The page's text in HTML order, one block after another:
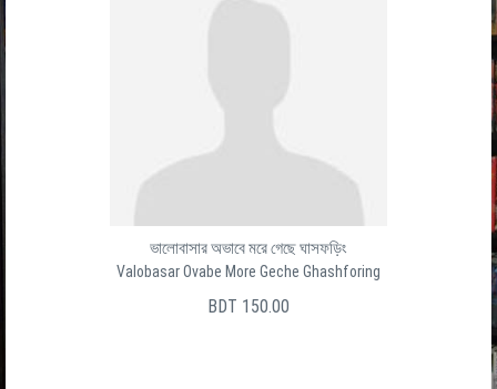
ভালোবাসার অভাবে মরে গেছে ঘাসফড়িং
Valobasar Ovabe More Geche Ghashforing
BDT 150.00